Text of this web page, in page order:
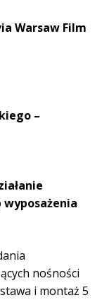
Warsaw Film
–
nośności
i montaż 5